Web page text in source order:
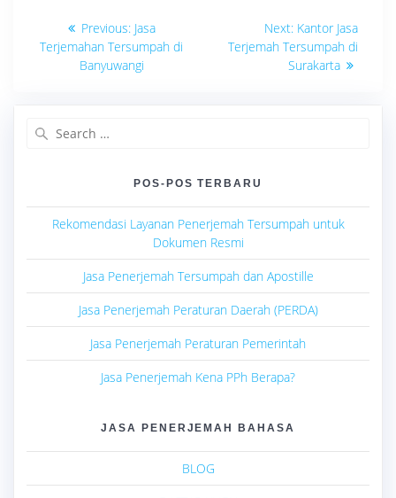
Navigasi
pos
Previous: Previous
post:
Jasa
Terjemahan Tersumpah di
Banyuwangi
Next: Next
post:
Kantor Jasa
Terjemah Tersumpah di
Surakarta
POS-POS TERBARU
Rekomendasi Layanan Penerjemah Tersumpah untuk
Dokumen Resmi
Jasa Penerjemah Tersumpah dan Apostille
Jasa Penerjemah Peraturan Daerah (PERDA)
Jasa Penerjemah Peraturan Pemerintah
Jasa Penerjemah Kena PPh Berapa?
JASA PENERJEMAH BAHASA
BLOG